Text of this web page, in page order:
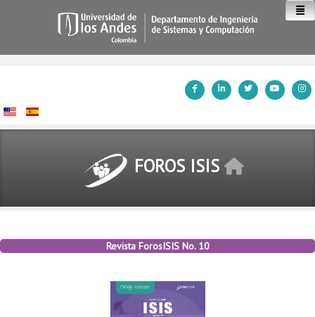
FOROS ISIS
Revista ForosISIS No. 10